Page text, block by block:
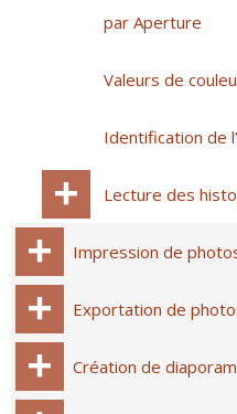
par Aperture
Valeurs de
Identification de
Lecture des
Impression de
Exportation de
Création de